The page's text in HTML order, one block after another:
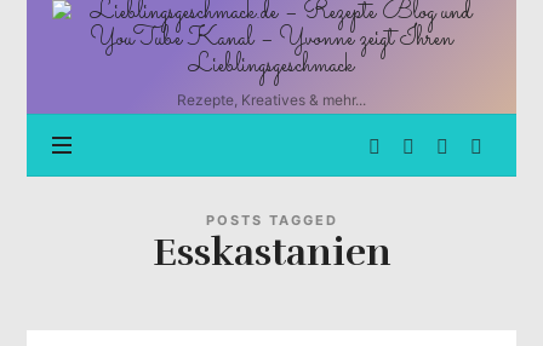
Lieblingsgeschmack.de
Rezepte
und
YouTube
Kanal
Rezepte, Kreatives & mehr...
POSTS TAGGED
Esskastanien